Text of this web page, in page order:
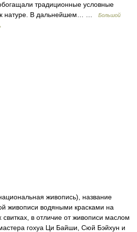
традиционные условные
натуре. В дальнейшем… …
Большой
живопись), название
живописи водяными красками на
в отличие от живописи маслом
гохуа Ци Байши, Сюй Бэйхун и